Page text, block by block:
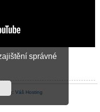
správné
Váš Hosting